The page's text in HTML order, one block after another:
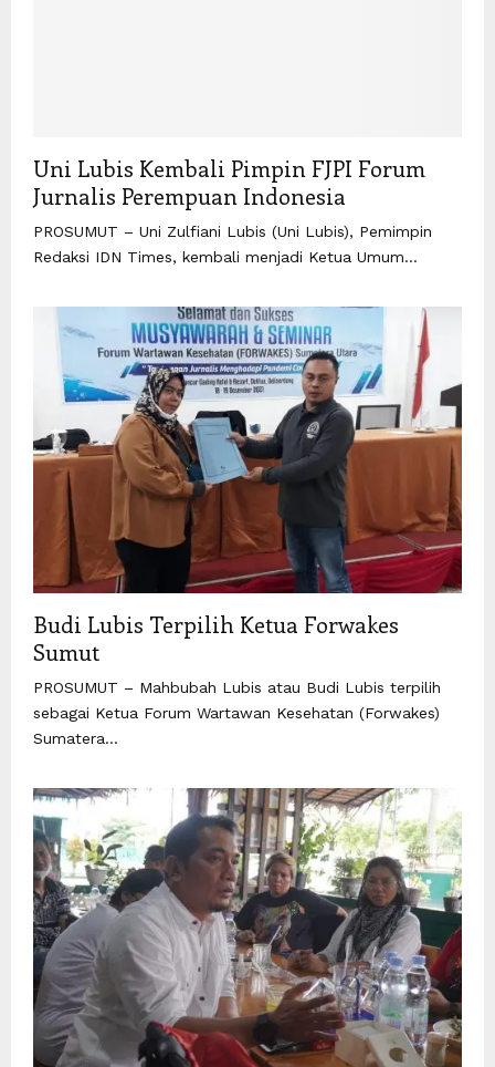
Uni Lubis Kembali Pimpin FJPI Forum
Jurnalis Perempuan Indonesia
PROSUMUT – Uni Zulfiani Lubis (Uni Lubis), Pemimpin
Redaksi IDN Times, kembali menjadi Ketua Umum...
Budi Lubis Terpilih Ketua Forwakes
Sumut
PROSUMUT – Mahbubah Lubis atau Budi Lubis terpilih
sebagai Ketua Forum Wartawan Kesehatan (Forwakes)
Sumatera...